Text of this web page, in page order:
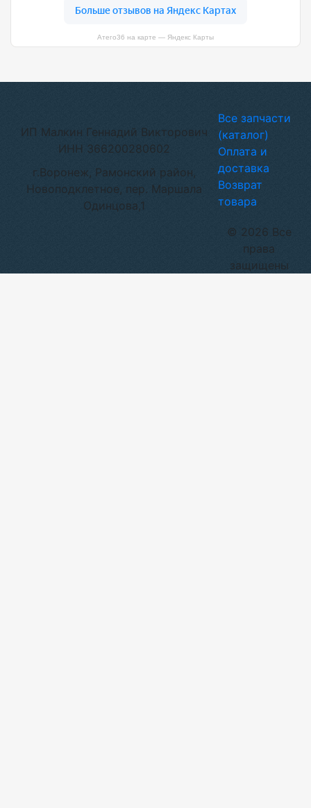
Атего36 на карте — Яндекс Карты
ИП Малкин Геннадий Викторович
ИНН 366200280602
г.Воронеж, Рамонский район,
Новоподклетное, пер. Маршала
Одинцова,1
© 2026 Все
права
защищены
Все запчасти
(каталог)
Оплата и
доставка
Возврат
товара